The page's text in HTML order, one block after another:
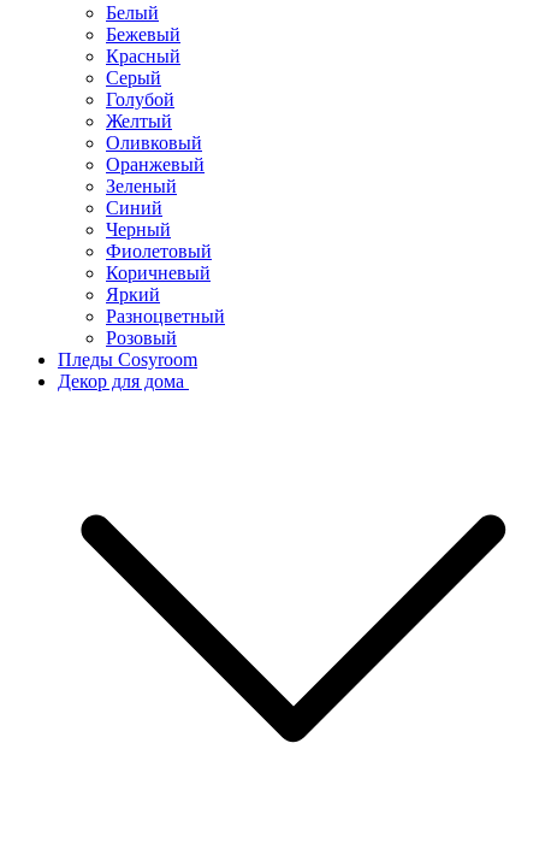
Белый
Бежевый
Красный
Серый
Голубой
Желтый
Оливковый
Оранжевый
Зеленый
Синий
Черный
Фиолетовый
Коричневый
Яркий
Разноцветный
Розовый
Пледы Cosyroom
Декор для дома